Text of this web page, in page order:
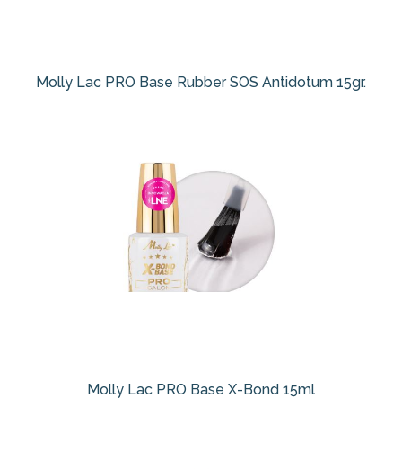
Molly Lac PRO Base Rubber SOS Antidotum 15gr.
Molly Lac PRO Base X-Bond 15ml